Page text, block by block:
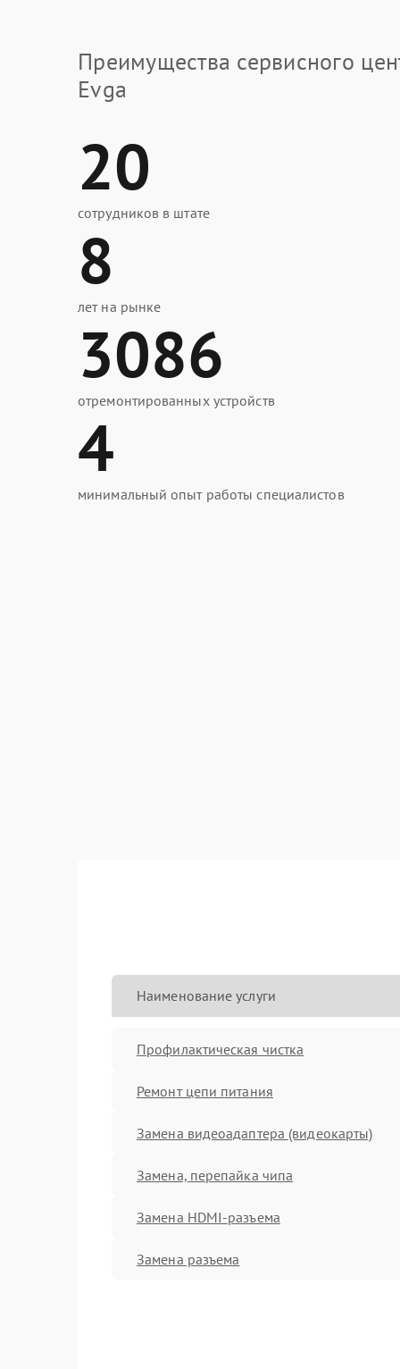
Преимущества сервисного
Evga
20
сотрудников в штате
8
лет на рынке
3086
отремонтированных устройств
4
минимальный опыт работы специалистов
Наименование услуги
Профилактическая чистка
Ремонт цепи питания
Замена видеоадаптера (видеокарты)
Замена, перепайка чипа
Замена HDMI-разъема
Замена разъема